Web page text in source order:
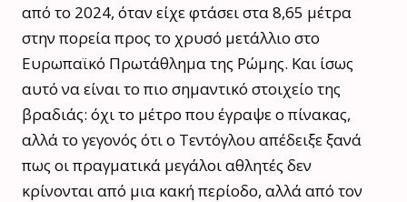
από το 2024, όταν είχε φτάσει στα 8,65 μέτρα
στην πορεία προς το χρυσό μετάλλιο στο
Ευρωπαϊκό Πρωτάθλημα της Ρώμης. Και ίσως
αυτό να είναι το πιο σημαντικό στοιχείο της
βραδιάς: όχι το μέτρο που έγραψε ο πίνακας,
αλλά το γεγονός ότι ο Τεντόγλου απέδειξε ξανά
πως οι πραγματικά μεγάλοι αθλητές δεν
κρίνονται από μια κακή περίοδο, αλλά από τον